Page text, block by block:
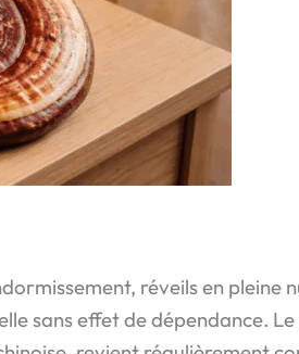
réveils en pleine
sans effet de dépendance. Le